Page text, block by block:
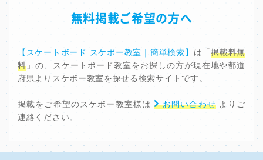
無料掲載ご希望の方へ
【スケートボード スケボー教室｜簡単検索】 は「掲載料無
料」の、スケートボード教室をお探しの方が現在地や都道
府県よりスケボー教室を探せる検索サイトです。
掲載をご希望のスケボー教室様は お問い合わせよりご
連絡ください。